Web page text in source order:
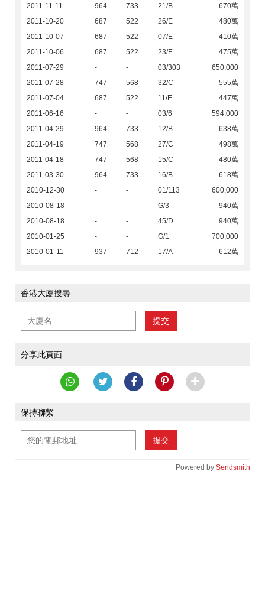
2011-11-11 964 733 21/B
670萬
2011-10-20
687 522 26/E
480萬
2011-10-07
687 522 07/E
410萬
2011-10-06
687 522 23/E
475萬
2011-07-29
- - 03/303
650,000
2011-07-28
747 568 32/C
555萬
2011-07-04
687 522 11/E
447萬
2011-06-16
- - 03/6
594,000
2011-04-29
964 733 12/B
638萬
2011-04-19
747 568 27/C
498萬
2011-04-18
747 568 15/C
480萬
2011-03-30
964 733 16/B
618萬
2010-12-30
- - 01/113
600,000
2010-08-18
- - G/3
940萬
2010-08-18
- - 45/D
940萬
2010-01-25
- - G/1
700,000
2010-01-11
937 712 17/A 612萬
香港大廈搜尋
提交
分享此頁面
保持聯繫
提交
Powered by Sendsmith